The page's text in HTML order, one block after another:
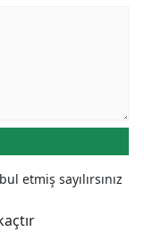
etmiş sayılırsınız